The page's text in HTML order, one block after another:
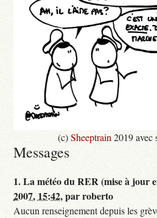
(c)Sheeptrain 2019 avec
Messages
1.La météo du RER (mise à jour
2007, 15:42,parroberto
Aucun renseignement depuis les